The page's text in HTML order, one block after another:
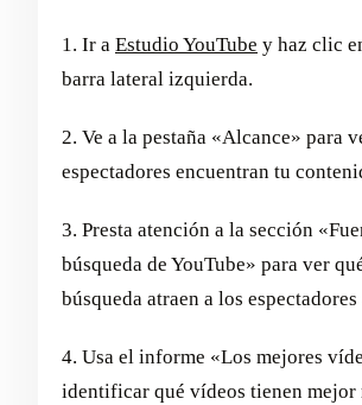
1. Ir a Estudio YouTube y haz clic
barra lateral izquierda.
2. Ve a la pestaña «Alcance» para
espectadores encuentran tu
3. Presta atención a la sección
búsqueda de YouTube» para ver
búsqueda atraen a los
4. Usa el informe «Los mejores
identificar qué vídeos tienen